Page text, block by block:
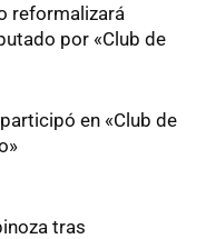
reformalizará
por «Club de
en «Club de
tras